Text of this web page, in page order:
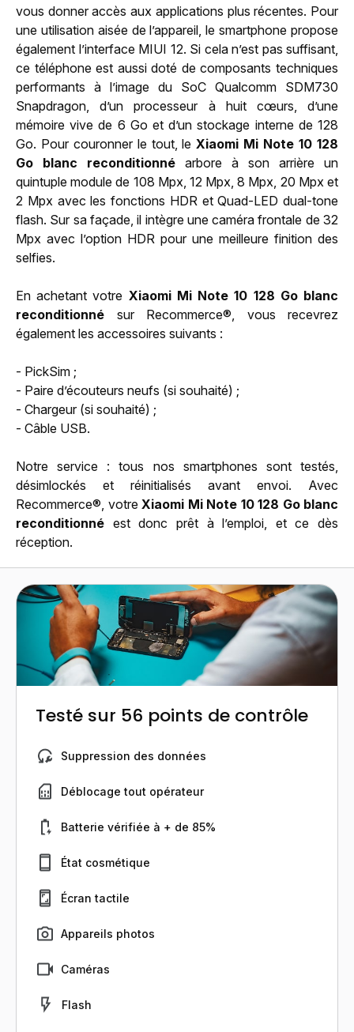
vous donner accès aux applications plus récentes. Pour
une utilisation aisée de l’appareil, le smartphone propose
également l’interface MIUI 12. Si cela n’est pas suffisant,
ce téléphone est aussi doté de composants techniques
performants à l’image du SoC Qualcomm SDM730
Snapdragon, d’un processeur à huit cœurs, d’une
mémoire vive de 6 Go et d’un stockage interne de 128
Go. Pour couronner le tout, leXiaomi Mi Note 10 128
Go blanc reconditionné arbore à son arrière un
quintuple module de 108 Mpx, 12 Mpx, 8 Mpx, 20 Mpx et
2 Mpx avec les fonctions HDR et Quad-LED dual-tone
flash. Sur sa façade, il intègre une caméra frontale de 32
Mpx avec l’option HDR pour une meilleure finition des
selfies.
En achetant votre Xiaomi Mi Note 10 128 Go blanc
reconditionné sur Recommerce®, vous recevrez
également les accessoires suivants :
- PickSim ;
- Paire d’écouteurs neufs (si souhaité) ;
- Chargeur (si souhaité) ;
- Câble USB.
Notre service : tous nos smartphones sont testés,
désimlockés et réinitialisés avant envoi. Avec
Recommerce®, votre Xiaomi Mi Note 10 128 Go blanc
reconditionné est donc prêt à l’emploi, et ce dès
réception.
Testé sur 56 points de contrôle
Suppression des données
Déblocage tout opérateur
Batterie vérifiée à + de 85%
État cosmétique
Écran tactile
Appareils photos
Caméras
Flash